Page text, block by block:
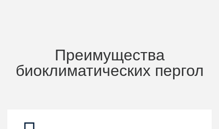
Преимущества
биоклиматических пергол